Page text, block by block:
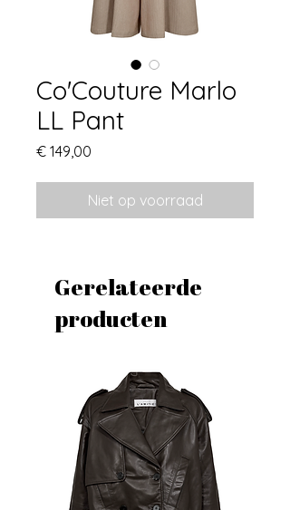
Co'Couture Marlo
LL Pant
€ 149,00
Niet op voorraad
Gerelateerde
producten